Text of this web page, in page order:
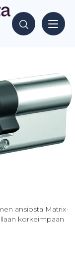
Hae sisältöjä
ansiosta Matrix-
korkeimpaan